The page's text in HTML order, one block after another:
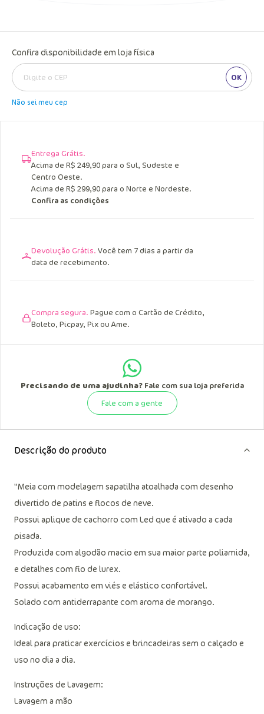
Confira disponibilidade em loja física
Entrega Grátis.
Acima de R$ 249,90 para o Sul, Sudeste e
Centro Oeste.
Precisando de uma ajudinha?Fale com sua loja preferida
"Meia com modelagem sapatilha atoalhada com desenho
divertido de patins e flocos de neve.
Possui aplique de cachorro com Led que é ativado a cada
pisada.
Produzida com algodão macio em sua maior parte poliamida,
e detalhes com fio de lurex.
Possui acabamento em viés e elástico confortável.
Solado com antiderrapante com aroma de morango.
Indicação de uso:
Ideal para praticar exercícios e brincadeiras sem o calçado e
uso no dia a dia.
Instruções de Lavagem: